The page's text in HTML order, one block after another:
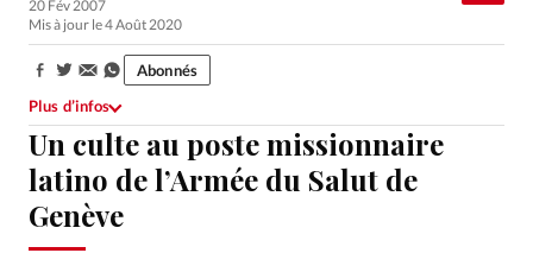
Monde
Opinions
Tous les articles
Faire un don
Emploi
Un culte au poste missionnaire
latino de l’Armée du Salut de
Genève
20 Fév 2007
Mis à jour le 4 Août 2020
Partager:
Abonnés
Plus d’infos